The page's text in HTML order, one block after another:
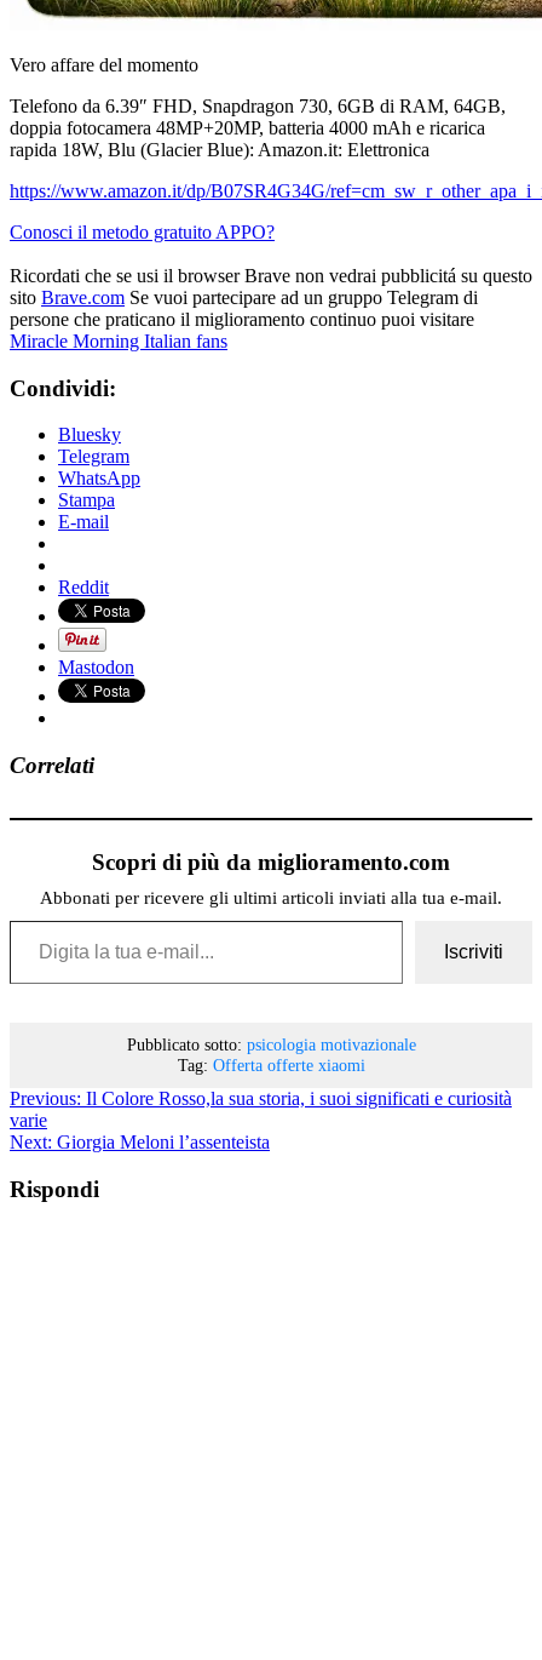
Vero affare del momento
Telefono da 6.39″ FHD, Snapdragon 730, 6GB di RAM, 64GB,
doppia fotocamera 48MP+20MP, batteria 4000 mAh e ricarica
rapida 18W, Blu (Glacier Blue): Amazon.it: Elettronica
https://www.amazon.it/dp/B07SR4G34G/
Conosci il metodo gratuito APPO?
Ricordati che se usi il browser Brave non vedrai pubblicitá su questo
sito Brave.com Se vuoi partecipare ad un gruppo Telegram di
persone che praticano il miglioramento continuo puoi visitare
Miracle Morning Italian fans
Condividi:
Bluesky
Telegram
WhatsApp
Stampa
E-mail
Reddit
Mastodon
Correlati
Scopri di più da miglioramento.com
Abbonati per ricevere gli ultimi articoli inviati alla tua e-mail.
Digita la tua e-mail...
Iscriviti
Pubblicato sotto: psicologia motivazionale
Tag: Offerta offerte xiaomi
Previous: Il Colore Rosso,la sua storia, i suoi significati e curiosità
varie
Next: Giorgia Meloni l’assenteista
Rispondi